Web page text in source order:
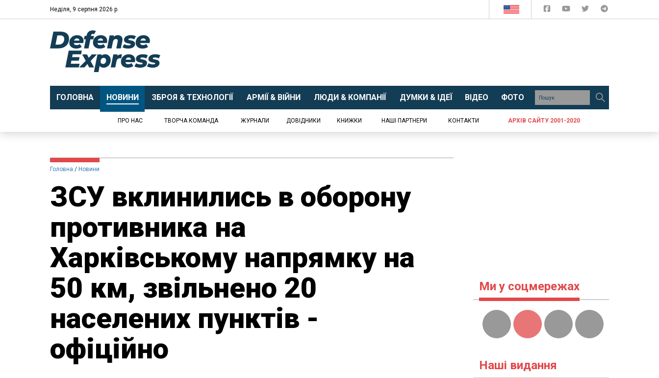
Неділя, 9 серпня 2026 р.
ГОЛОВНА НОВИНИ ЗБРОЯ & ТЕХНОЛОГІЇ АРМІЇ & ВІЙНИ ЛЮДИ & КОМПАНІЇ ДУМКИ & ІДЕЇ ВІДЕО ФОТО
ПРО НАС ТВОРЧА КОМАНДА ЖУРНАЛИ ДОВІДНИКИ КНИЖКИ НАШІ ПАРТНЕРИ КОНТАКТИ АРХІВ САЙТУ 2001-2020
Головна Новини
ЗСУ вклинились в оборону
противника на
Харківському напрямку на
50 км, звільнено 20
населених пунктів -
офіційно
Ми у соцмережах
Наші видання